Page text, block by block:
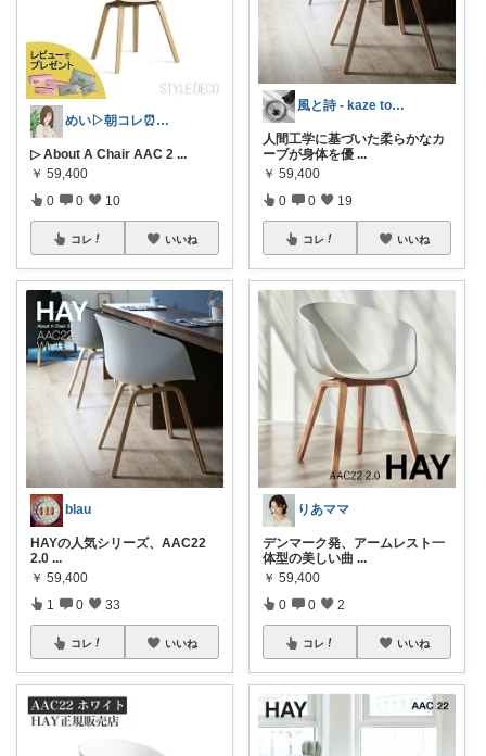
めい▷朝コレ⏰コメ挨拶不要🌿
▷ About A Chair AAC 2 ...
￥ 59,400
0 0 10
コレ いいね
blau
HAYの人気シリーズ、AAC22
2.0 ...
￥ 59,400
1 0 33
コレ いいね
風と詩 - kaze to uta -
人間工学に基づいた柔らかなカ
ーブが身体を優 ...
￥ 59,400
0 0 19
コレ いいね
りあママ
デンマーク発、アームレスト一
体型の美しい曲 ...
￥ 59,400
0 0 2
コレ いいね